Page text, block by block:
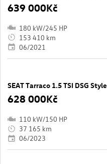
639 000Kč
180 kW/245 HP
153 410 km
06/2021
SEAT Tarraco 1.5 TSI DSG Style
628 000Kč
110 kW/150 HP
37 165 km
06/2023